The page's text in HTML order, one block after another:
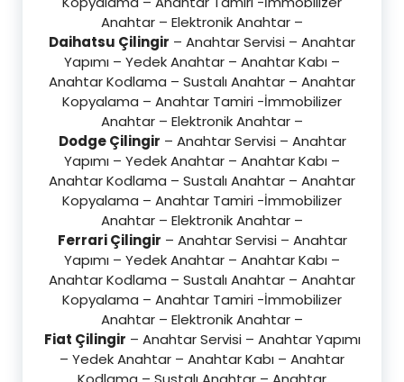
Anahtar – Elektronik Anahtar –
Daihatsu Çilingir – Anahtar Servisi – Anahtar
Yapımı – Yedek Anahtar – Anahtar Kabı –
Anahtar Kodlama – Sustalı Anahtar – Anahtar
Kopyalama – Anahtar Tamiri -İmmobilizer
Anahtar – Elektronik Anahtar –
Dodge Çilingir – Anahtar Servisi – Anahtar
Yapımı – Yedek Anahtar – Anahtar Kabı –
Anahtar Kodlama – Sustalı Anahtar – Anahtar
Kopyalama – Anahtar Tamiri -İmmobilizer
Anahtar – Elektronik Anahtar –
Ferrari Çilingir – Anahtar Servisi – Anahtar
Yapımı – Yedek Anahtar – Anahtar Kabı –
Anahtar Kodlama – Sustalı Anahtar – Anahtar
Kopyalama – Anahtar Tamiri -İmmobilizer
Anahtar – Elektronik Anahtar –
Fiat Çilingir – Anahtar Servisi – Anahtar Yapımı
– Yedek Anahtar – Anahtar Kabı – Anahtar